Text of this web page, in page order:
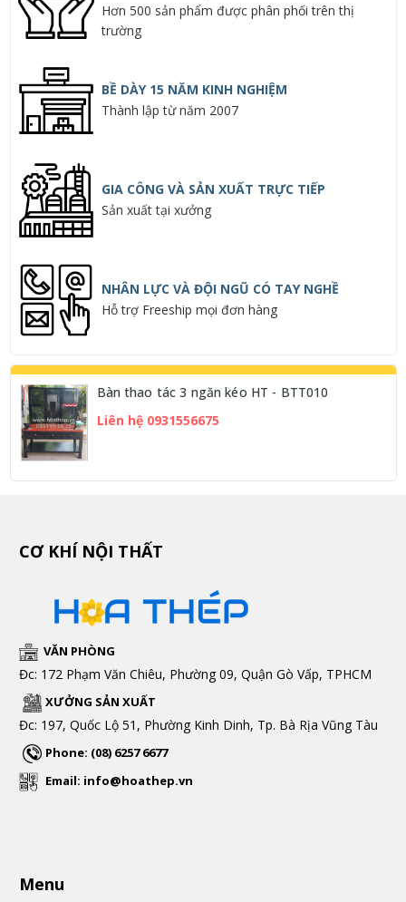
Hơn 500 sản phẩm được phân phối trên thị
trường
BỀ DÀY 15 NĂM KINH NGHIỆM
Thành lập từ năm 2007
GIA CÔNG VÀ SẢN XUẤT TRỰC TIẾP
Sản xuất tại xưởng
NHÂN LỰC VÀ ĐỘI NGŨ CÓ TAY NGHỀ
Hỗ trợ Freeship mọi đơn hàng
Bàn thao tác 3 ngăn kéo HT - BTT010
Liên hệ 0931556675
CƠ KHÍ NỘI THẤT
VĂN PHÒNG
Đc: 172 Phạm Văn Chiêu, Phường 09, Quận Gò Vấp, TPHCM
XƯỞNG SẢN XUẤT
Đc: 197, Quốc Lộ 51, Phường Kinh Dinh, Tp. Bà Rịa Vũng Tàu
Phone: (08) 6257 6677
Email: info@hoathep.vn
Menu